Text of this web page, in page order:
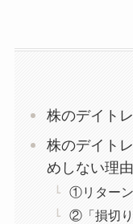
株のデイト
株のデイト
めしない理由
①リターン
②「損切り